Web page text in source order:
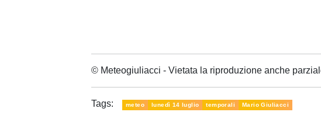
© Meteogiuliacci - Vietata la riproduzione anche
Tags: meteo lunedì 14 luglio temporali Mario Giuliacci